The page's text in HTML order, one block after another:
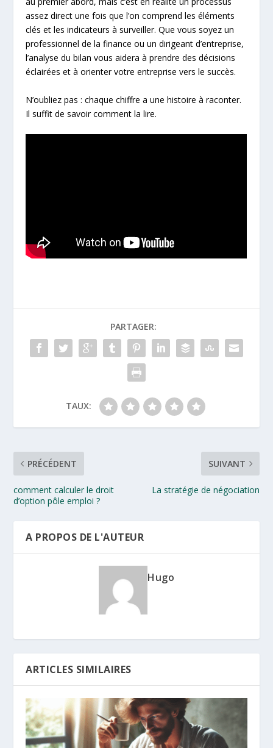
assez direct une fois que l’on comprend les éléments
clés et les indicateurs à surveiller. Que vous soyez un
professionnel de la finance ou un dirigeant d’entreprise,
l’analyse du bilan vous aidera à prendre des décisions
éclairées et à orienter votre entreprise vers le succès.
N’oubliez pas : chaque chiffre a une histoire à raconter.
Il suffit de savoir comment la lire.
PARTAGER:
TAUX:
PRÉCÉDENT
comment calculer le droit
d’option pôle emploi ?
SUIVANT
La stratégie de négociation
A PROPOS DE L'AUTEUR
Hugo
ARTICLES SIMILAIRES